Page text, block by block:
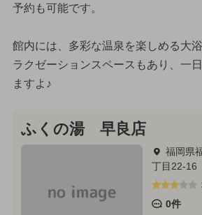
予約も可能です。
館内には、多彩な温泉を楽しめる大
ラクゼーションスペースもあり、一
ますよ♪
ふくの湯 早良店
福岡県
丁目22-16
0件